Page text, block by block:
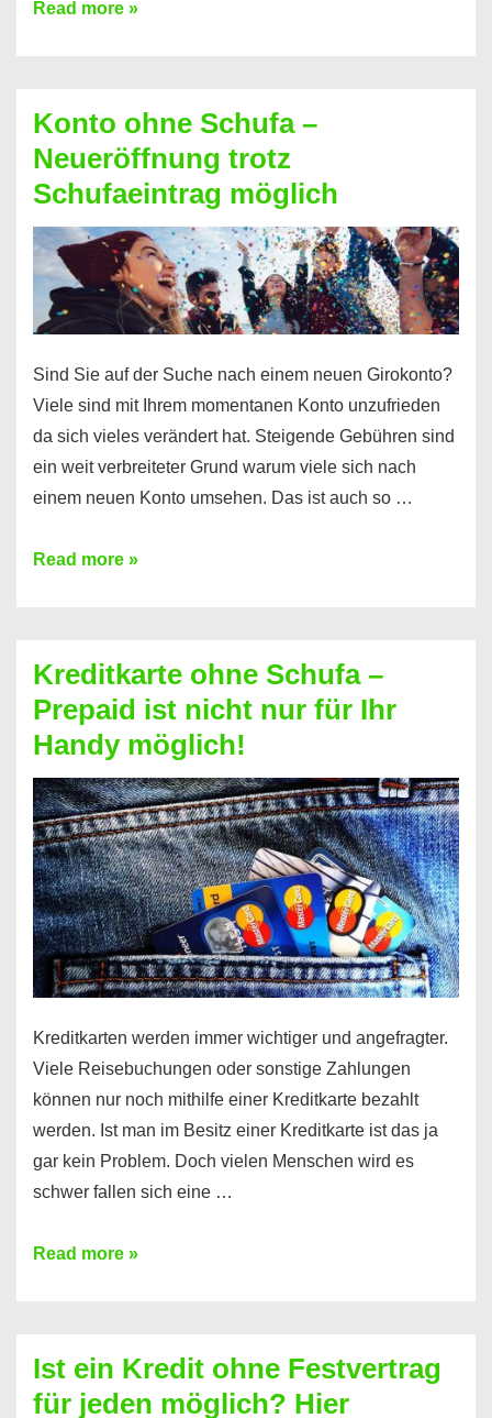
Mit
Sie
einen
Kredit
ohne
Einkommensnachweis
Read more »
Konto ohne Schufa –
Neueröffnung trotz
Schufaeintrag möglich
Sind Sie auf der Suche nach einem neuen Girokonto?
Viele sind mit Ihrem momentanen Konto unzufrieden
da sich vieles verändert hat. Steigende Gebühren sind
ein weit verbreiteter Grund warum viele sich nach
einem neuen Konto umsehen. Das ist auch so …
Konto
Neueröffnung
trotz
Schufaeintrag
möglich
Read more »
Kreditkarte ohne Schufa –
Prepaid ist nicht nur für Ihr
Handy möglich!
Kreditkarten werden immer wichtiger und angefragter.
Viele Reisebuchungen oder sonstige Zahlungen
können nur noch mithilfe einer Kreditkarte bezahlt
werden. Ist man im Besitz einer Kreditkarte ist das ja
gar kein Problem. Doch vielen Menschen wird es
schwer fallen sich eine …
Kreditkarte
Prepaid
ist
Read more »
Ist ein Kredit ohne Festvertrag
für jeden möglich? Hier